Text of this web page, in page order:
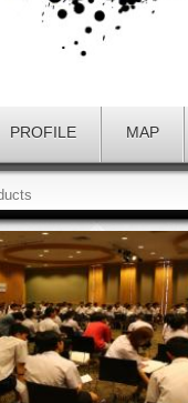
PROFILE MAP